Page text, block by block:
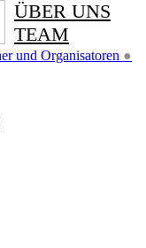
und Organisatoren ●
ÜBER UNS
TEAM